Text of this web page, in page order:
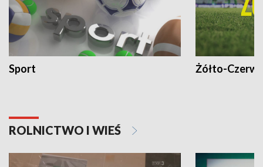
Sport Żółto-
ROLNICTWO I WIEŚ